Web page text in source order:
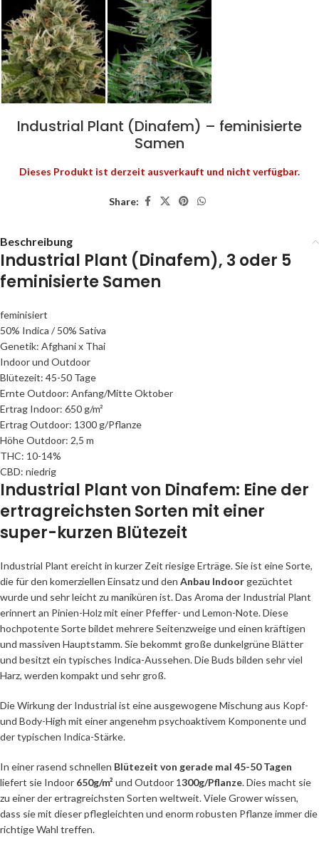
Industrial Plant (Dinafem) – feminisierte
Samen
Dieses Produkt ist derzeit ausverkauft und nicht verfügbar.
Share:
Beschreibung
Industrial Plant (Dinafem), 3 oder 5
feminisierte Samen
feminisiert
50% Indica / 50% Sativa
Genetik: Afghani x Thai
Indoor und Outdoor
Blütezeit: 45-50 Tage
Ernte Outdoor: Anfang/Mitte Oktober
Ertrag Indoor: 650 g/m²
Ertrag Outdoor: 1300 g/Pflanze
Höhe Outdoor: 2,5 m
THC: 10-14%
CBD: niedrig
Industrial Plant von Dinafem: Eine der
ertragreichsten Sorten mit einer
super-kurzen Blütezeit
Industrial Plant ereicht in kurzer Zeit riesige Erträge. Sie ist eine Sorte,
die für den komerziellen Einsatz und den Anbau Indoor gezüchtet
wurde und sehr leicht zu maniküren ist. Das Aroma der Industrial Plant
erinnert an Pinien-Holz mit einer Pfeffer- und Lemon-Note. Diese
hochpotente Sorte bildet mehrere Seitenzweige und einen kräftigen
und massiven Hauptstamm. Sie bekommt große dunkelgrüne Blätter
und besitzt ein typisches Indica-Aussehen. Die Buds bilden sehr viel
Harz, werden kompakt und sehr groß.
Die Wirkung der Industrial ist eine ausgewogene Mischung aus Kopf-
und Body-High mit einer angenehm psychoaktivem Komponente und
der typischen Indica-Stärke.
In einer rasend schnellen Blütezeit von gerade mal 45-50 Tagen
liefert sie Indoor 650g/m² und Outdoor 1300g/Pflanze. Dies macht sie
zu einer der ertragreichsten Sorten weltweit. Viele Grower wissen,
dass sie mit dieser pflegleichten und enorm robusten Pflanze immer die
richtige Wahl treffen.